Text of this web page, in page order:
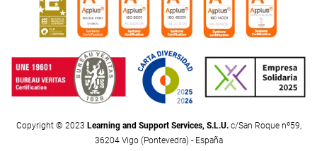
Copyright © 2023 Learning and Support Services, S.L.U.c/San Roque nº59,
36204 Vigo (Pontevedra) - España